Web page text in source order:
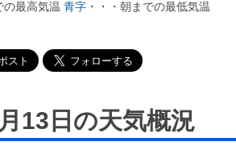
の最高気温 青字 ・・・朝までの最低気温
13日の天気概況